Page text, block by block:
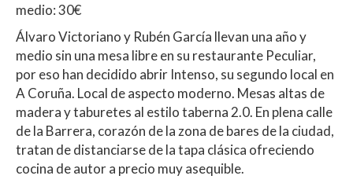
medio: 30€
Álvaro Victoriano y Rubén García llevan una año y
medio sin una mesa libre en su restaurante Peculiar,
por eso han decidido abrir Intenso, su segundo local en
A Coruña. Local de aspecto moderno. Mesas altas de
madera y taburetes al estilo taberna 2.0. En plena calle
de la Barrera, corazón de la zona de bares de la ciudad,
tratan de distanciarse de la tapa clásica ofreciendo
cocina de autor a precio muy asequible.